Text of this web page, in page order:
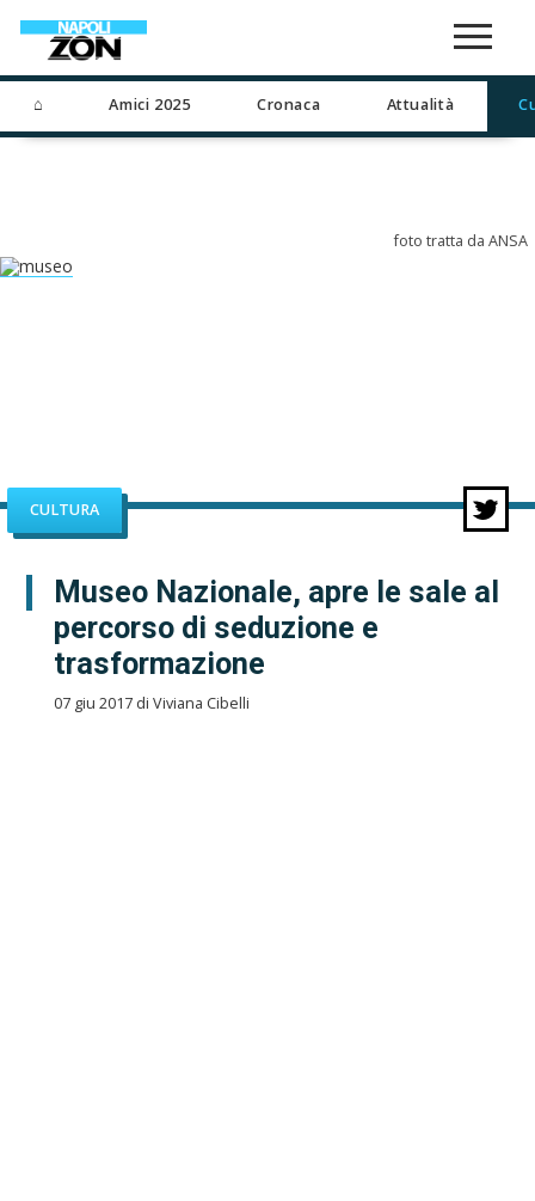
⌂ Amici 2025 Cronaca Attualità
foto tratta da ANSA
CULTURA
Museo Nazionale, apre le sale al
percorso di seduzione e
trasformazione
07 giu 2017 di Viviana Cibelli